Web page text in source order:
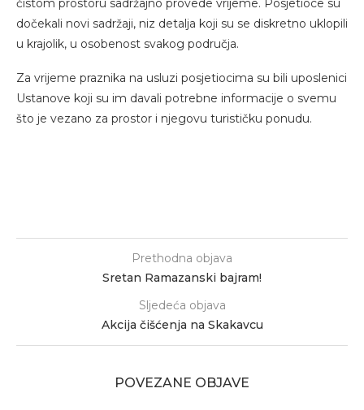
čistom prostoru sadržajno provede vrijeme. Posjetioce su
dočekali novi sadržaji, niz detalja koji su se diskretno uklopili
u krajolik, u osobenost svakog područja.
Za vrijeme praznika na usluzi posjetiocima su bili uposlenici
Ustanove koji su im davali potrebne informacije o svemu
što je vezano za prostor i njegovu turističku ponudu.
Prethodna objava
Sretan Ramazanski bajram!
Sljedeća objava
Akcija čišćenja na Skakavcu
POVEZANE OBJAVE